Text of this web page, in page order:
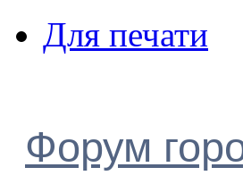
Для печати
Форум